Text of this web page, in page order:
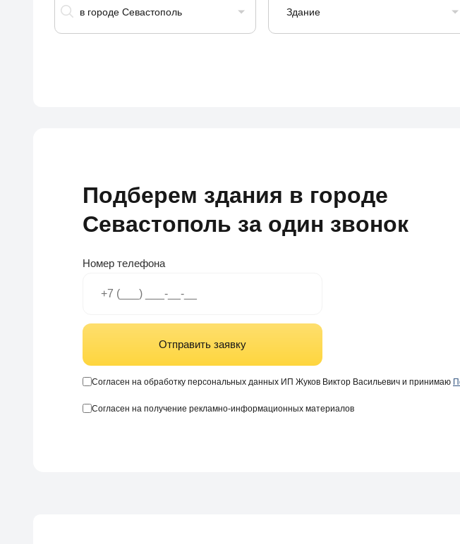
в городе Севастополь Здание
Подберем здания в городе
Севастополь за один звонок
Номер телефона
Отправить заявку
Согласен на обработку персональных данных ИП Жуков Виктор Васильевич и принимаю
Согласен на получение рекламно-информационных материалов